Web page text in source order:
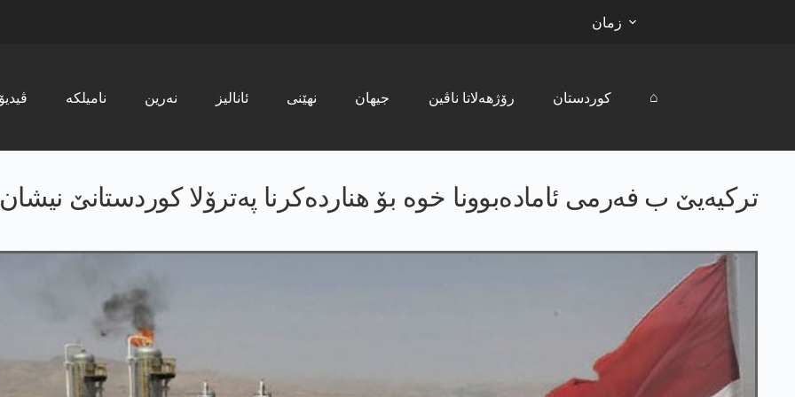
زمان
ڤیدیۆ نامیلکە نەرین ئانالیز نھێنی جیھان رۆژھەلاتا ناڤین کوردستان ⌂
ترکیەیێ ب فەرمی ئامادەبوونا خوە بۆ هناردەکرنا پەترۆلا کوردستانێ